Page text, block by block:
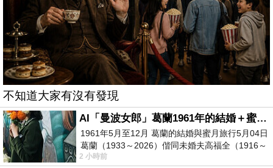
不知道大家有沒有發現
AI「曼波女郎」葛蘭1961年的結婚＋蜜月旅行 #戀上老電影 #葛蘭 #粟子
1961年5月至12月 葛蘭的結婚與蜜月旅行5月04日
葛蘭（1933～2026）偕同未婚夫高福全（1916～
2004）乘郵輪赴倫敦6月15日於英國倫敦St.S
2 小時前